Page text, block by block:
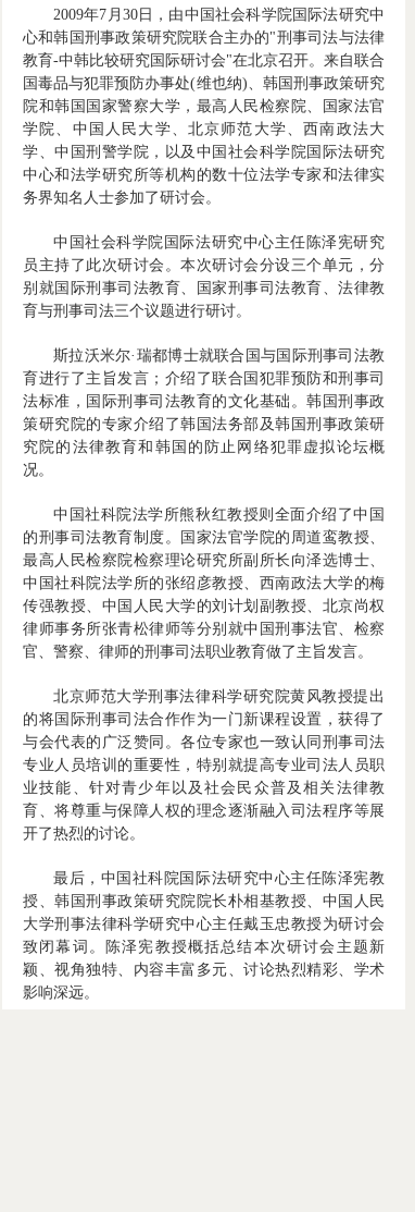
2009年7月30日，由中国社会科学院国际法研究中
心和韩国刑事政策研究院联合主办的"刑事司法与法律
教育-中韩比较研究国际研讨会"在北京召开。来自联合
国毒品与犯罪预防办事处(维也纳)、韩国刑事政策研究
院和韩国国家警察大学，最高人民检察院、国家法官
学院、中国人民大学、北京师范大学、西南政法大
学、中国刑警学院，以及中国社会科学院国际法研究
中心和法学研究所等机构的数十位法学专家和法律实
务界知名人士参加了研讨会。
中国社会科学院国际法研究中心主任陈泽宪研究
员主持了此次研讨会。本次研讨会分设三个单元，分
别就国际刑事司法教育、国家刑事司法教育、法律教
育与刑事司法三个议题进行研讨。
斯拉沃米尔·瑞都博士就联合国与国际刑事司法教
育进行了主旨发言；介绍了联合国犯罪预防和刑事司
法标准，国际刑事司法教育的文化基础。韩国刑事政
策研究院的专家介绍了韩国法务部及韩国刑事政策研
究院的法律教育和韩国的防止网络犯罪虚拟论坛概
况。
中国社科院法学所熊秋红教授则全面介绍了中国
的刑事司法教育制度。国家法官学院的周道鸾教授、
最高人民检察院检察理论研究所副所长向泽选博士、
中国社科院法学所的张绍彦教授、西南政法大学的梅
传强教授、中国人民大学的刘计划副教授、北京尚权
律师事务所张青松律师等分别就中国刑事法官、检察
官、警察、律师的刑事司法职业教育做了主旨发言。
北京师范大学刑事法律科学研究院黄风教授提出
的将国际刑事司法合作作为一门新课程设置，获得了
与会代表的广泛赞同。各位专家也一致认同刑事司法
专业人员培训的重要性，特别就提高专业司法人员职
业技能、针对青少年以及社会民众普及相关法律教
育、将尊重与保障人权的理念逐渐融入司法程序等展
开了热烈的讨论。
最后，中国社科院国际法研究中心主任陈泽宪教
授、韩国刑事政策研究院院长朴相基教授、中国人民
大学刑事法律科学研究中心主任戴玉忠教授为研讨会
致闭幕词。陈泽宪教授概括总结本次研讨会主题新
颖、视角独特、内容丰富多元、讨论热烈精彩、学术
影响深远。